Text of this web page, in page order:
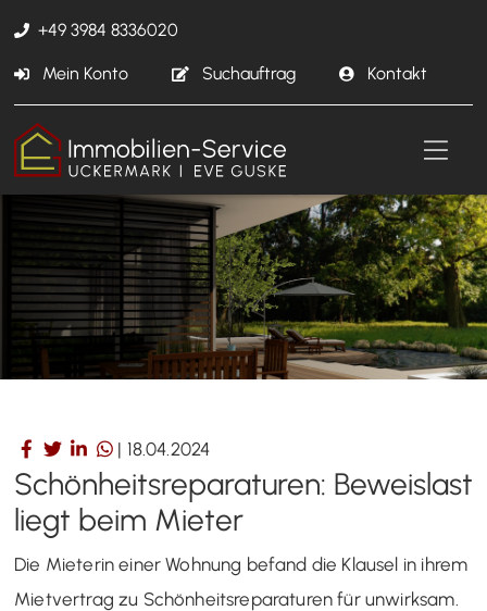
+49 3984 8336020
Mein Konto Suchauftrag Kontakt
| 18.04.2024
Schönheitsreparaturen: Beweislast
liegt beim Mieter
Die Mieterin einer Wohnung befand die Klausel in ihrem
Mietvertrag zu Schönheitsreparaturen für unwirksam.